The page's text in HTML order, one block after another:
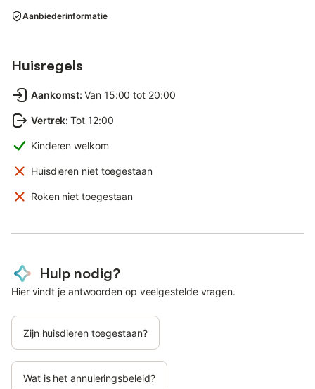
Aanbiederinformatie
Huisregels
Aankomst: Van 15:00 tot 20:00
Vertrek: Tot 12:00
Kinderen welkom
Huisdieren niet toegestaan
Roken niet toegestaan
Hulp nodig?
Hier vindt je antwoorden op veelgestelde vragen.
Zijn huisdieren toegestaan?
Wat is het annuleringsbeleid?